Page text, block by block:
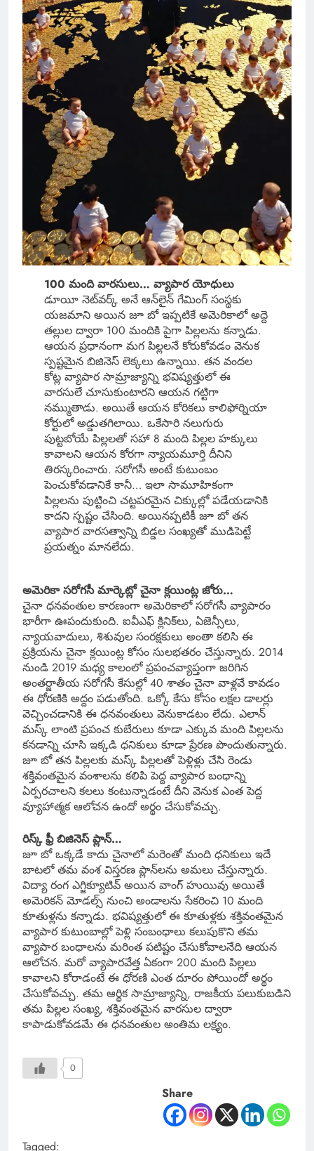
100 మంది వారసులు… వ్యాపార యోధులు
డూయీ నెట్‌వర్క్ అనే ఆన్‌లైన్ గేమింగ్ సంస్థకు
యజమాని అయిన జూ బో ఇప్పటికే అమెరికాలో అద్దె
తల్లుల ద్వారా 100 మందికి పైగా పిల్లలను కన్నాడు.
ఆయన ప్రధానంగా మగ పిల్లలనే కోరుకోవడం వెనుక
స్పష్టమైన బిజినెస్ లెక్కలు ఉన్నాయి. తన వందల
కోట్ల వ్యాపార సామ్రాజ్యాన్ని భవిష్యత్తులో ఈ
వారసులే చూసుకుంటారని ఆయన గట్టిగా
నమ్ముతాడు. అయితే ఆయన కోరికలు కాలిఫోర్నియా
కోర్టులో అడ్డుతగిలాయి. ఒకేసారి నలుగురు
పుట్టబోయే పిల్లలతో సహా 8 మంది పిల్లల హక్కులు
కావాలని ఆయన కోరగా న్యాయమూర్తి దీనిని
తిరస్కరించారు. సరోగసీ అంటే కుటుంబం
పెంచుకోవడానికే కానీ… ఇలా సామూహికంగా
పిల్లలను పుట్టించి చట్టపరమైన చిక్కుల్లో పడేయడానికి
కాదని స్పష్టం చేసింది. అయినప్పటికీ జూ బో తన
వ్యాపార వారసత్వాన్ని బిడ్డల సంఖ్యతో ముడిపెట్టే
ప్రయత్నం మానలేదు.
అమెరికా సరోగసీ మార్కెట్లో చైనా క్లయింట్ల జోరు…
చైనా ధనవంతుల కారణంగా అమెరికాలో సరోగసీ వ్యాపారం
భారీగా ఊపందుకుంది. ఐవీఎఫ్ క్లినిక్‌లు, ఏజెన్సీలు,
న్యాయవాదులు, శిశువుల సంరక్షకులు అంతా కలిసి ఈ
ప్రక్రియను చైనా క్లయింట్ల కోసం సులభతరం చేస్తున్నారు. 2014
నుండి 2019 మధ్య కాలంలో ప్రపంచవ్యాప్తంగా జరిగిన
అంతర్జాతీయ సరోగసీ కేసుల్లో 40 శాతం చైనా వాళ్లవే కావడం
ఈ ధోరణికి అద్దం పడుతోంది. ఒక్కో కేసు కోసం లక్షల డాలర్లు
వెచ్చించడానికి ఈ ధనవంతులు వెనుకాడటం లేదు. ఎలాన్
మస్క్ లాంటి ప్రపంచ కుబేరులు కూడా ఎక్కువ మంది పిల్లలను
కనడాన్ని చూసి ఇక్కడి ధనికులు కూడా ప్రేరణ పొందుతున్నారు.
జూ బో తన పిల్లలకు మస్క్ పిల్లలతో పెళ్లిళ్లు చేసి రెండు
శక్తివంతమైన వంశాలను కలిపి పెద్ద వ్యాపార బంధాన్ని
ఏర్పరచాలని కలలు కంటున్నాడంటే దీని వెనుక ఎంత పెద్ద
వ్యూహాత్మక ఆలోచన ఉందో అర్థం చేసుకోవచ్చు.
రిస్క్ ఫ్రీ బిజినెస్ ప్లాన్…
జూ బో ఒక్కడే కాదు చైనాలో మరెంతో మంది ధనికులు ఇదే
బాటలో తమ వంశ విస్తరణ ప్లాన్‌లను అమలు చేస్తున్నారు.
విద్యా రంగ ఎగ్జిక్యూటివ్ అయిన వాంగ్ హుయివు అయితే
అమెరికన్ మోడల్స్ నుంచి అండాలను సేకరించి 10 మంది
కూతుళ్లను కన్నాడు. భవిష్యత్తులో ఈ కూతుళ్లకు శక్తివంతమైన
వ్యాపార కుటుంబాల్లో పెళ్లి సంబంధాలు కలుపుకొని తమ
వ్యాపార బంధాలను మరింత పటిష్టం చేసుకోవాలనేది ఆయన
ఆలోచన. మరో వ్యాపారవేత్త ఏకంగా 200 మంది పిల్లలు
కావాలని కోరాడంటే ఈ ధోరణి ఎంత దూరం పోయిందో అర్థం
చేసుకోవచ్చు. తమ ఆర్థిక సామ్రాజ్యాన్ని, రాజకీయ పలుకుబడిని
తమ పిల్లల సంఖ్య, శక్తివంతమైన వారసుల ద్వారా
కాపాడుకోవడమే ఈ ధనవంతుల అంతిమ లక్ష్యం.
0
Share
Tagged: